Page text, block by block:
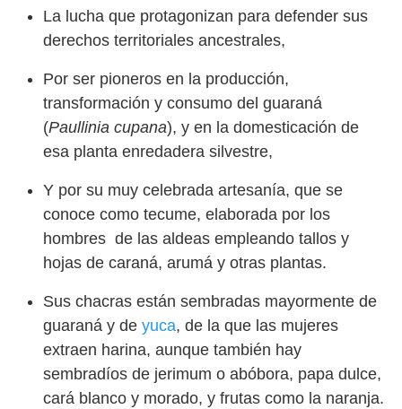
La lucha que protagonizan para defender sus
derechos territoriales ancestrales,
Por ser pioneros en la producción,
transformación y consumo del guaraná
(Paullinia cupana), y en la domesticación de
esa planta enredadera silvestre,
Y por su muy celebrada artesanía, que se
conoce como tecume, elaborada por los
hombres de las aldeas empleando tallos y
hojas de caraná, arumá y otras plantas.
Sus chacras están sembradas mayormente de
guaraná y de yuca, de la que las mujeres
extraen harina, aunque también hay
sembradíos de jerimum o abóbora, papa dulce,
cará blanco y morado, y frutas como la naranja.